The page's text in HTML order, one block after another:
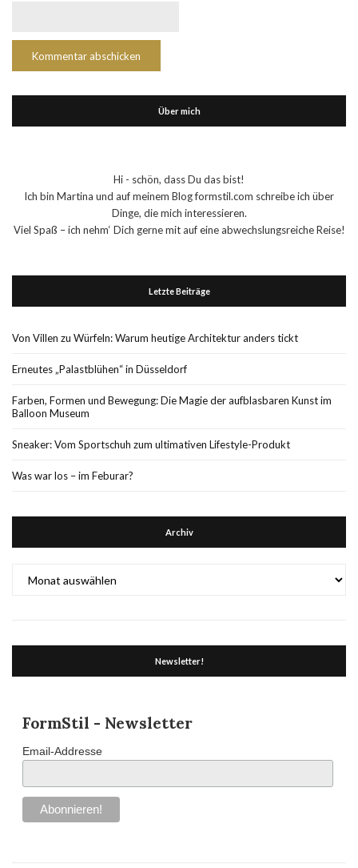
Über mich
Hi - schön, dass Du das bist!
Ich bin Martina und auf meinem Blog formstil.com schreibe ich über
Dinge, die mich interessieren.
Viel Spaß – ich nehm‘ Dich gerne mit auf eine abwechslungsreiche Reise!
Letzte Beiträge
Von Villen zu Würfeln: Warum heutige Architektur anders tickt
Erneutes „Palastblühen“ in Düsseldorf
Farben, Formen und Bewegung: Die Magie der aufblasbaren Kunst im
Balloon Museum
Sneaker: Vom Sportschuh zum ultimativen Lifestyle-Produkt
Was war los – im Feburar?
Archiv
Newsletter!
FormStil - Newsletter
Email-Addresse